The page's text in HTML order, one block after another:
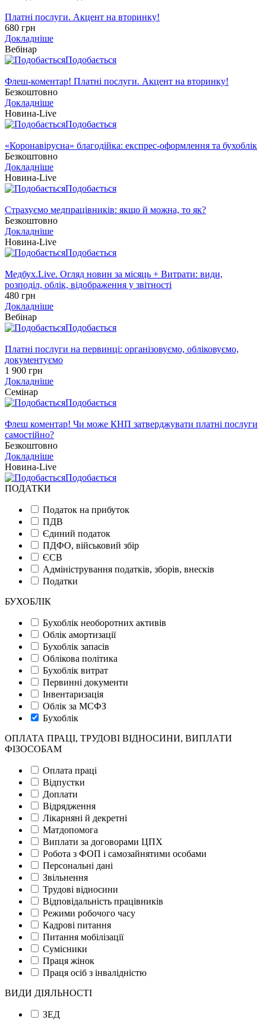
Платні послуги. Акцент на вторинку!
680 грн
Докладніше
Вебінар
Подобається
Флеш-коментар! Платні послуги. Акцент на вторинку!
Безкоштовно
Докладніше
Новина-Live
Подобається
«Коронавірусна» благодійка: експрес-оформлення та бухоблік
Безкоштовно
Докладніше
Новина-Live
Подобається
Страхуємо медпрацівників: якщо й можна, то як?
Безкоштовно
Докладніше
Новина-Live
Подобається
Медбух.Live. Огляд новин за місяць + Витрати: види,
розподіл, облік, відображення у звітності
480 грн
Докладніше
Вебінар
Подобається
Платні послуги на первинці: організовуємо, обліковуємо,
документуємо
1 900 грн
Докладніше
Семінар
Подобається
Флеш коментар! Чи може КНП затверджувати платні послуги
самостійно?
Безкоштовно
Докладніше
Новина-Live
Подобається
ПОДАТКИ
Податок на прибуток
ПДВ
Єдиний податок
ПДФО, військовий збір
ЄСВ
Адміністрування податків, зборів, внесків
Податки
БУХОБЛІК
Бухоблік необоротних активів
Облік амортизації
Бухоблік запасів
Облікова політика
Бухоблік витрат
Первинні документи
Інвентаризація
Облік за МСФЗ
Бухоблік
ОПЛАТА ПРАЦІ, ТРУДОВІ ВІДНОСИНИ, ВИПЛАТИ
ФІЗОСОБАМ
Оплата праці
Відпустки
Доплати
Відрядження
Лікарняні й декретні
Матдопомога
Виплати за договорами ЦПХ
Робота з ФОП і самозайнятими особами
Персональні дані
Звільнення
Трудові відносини
Відповідальність працівників
Режими робочого часу
Кадрові питання
Питання мобілізації
Сумісники
Праця жінок
Праця осіб з інвалідністю
ВИДИ ДІЯЛЬНОСТІ
ЗЕД